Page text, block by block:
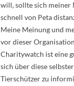
will, sollte sich meiner
schnell von Peta
Meine Meinung und
vor dieser
Charitywatch ist eine
sich über diese
Tierschützer zu